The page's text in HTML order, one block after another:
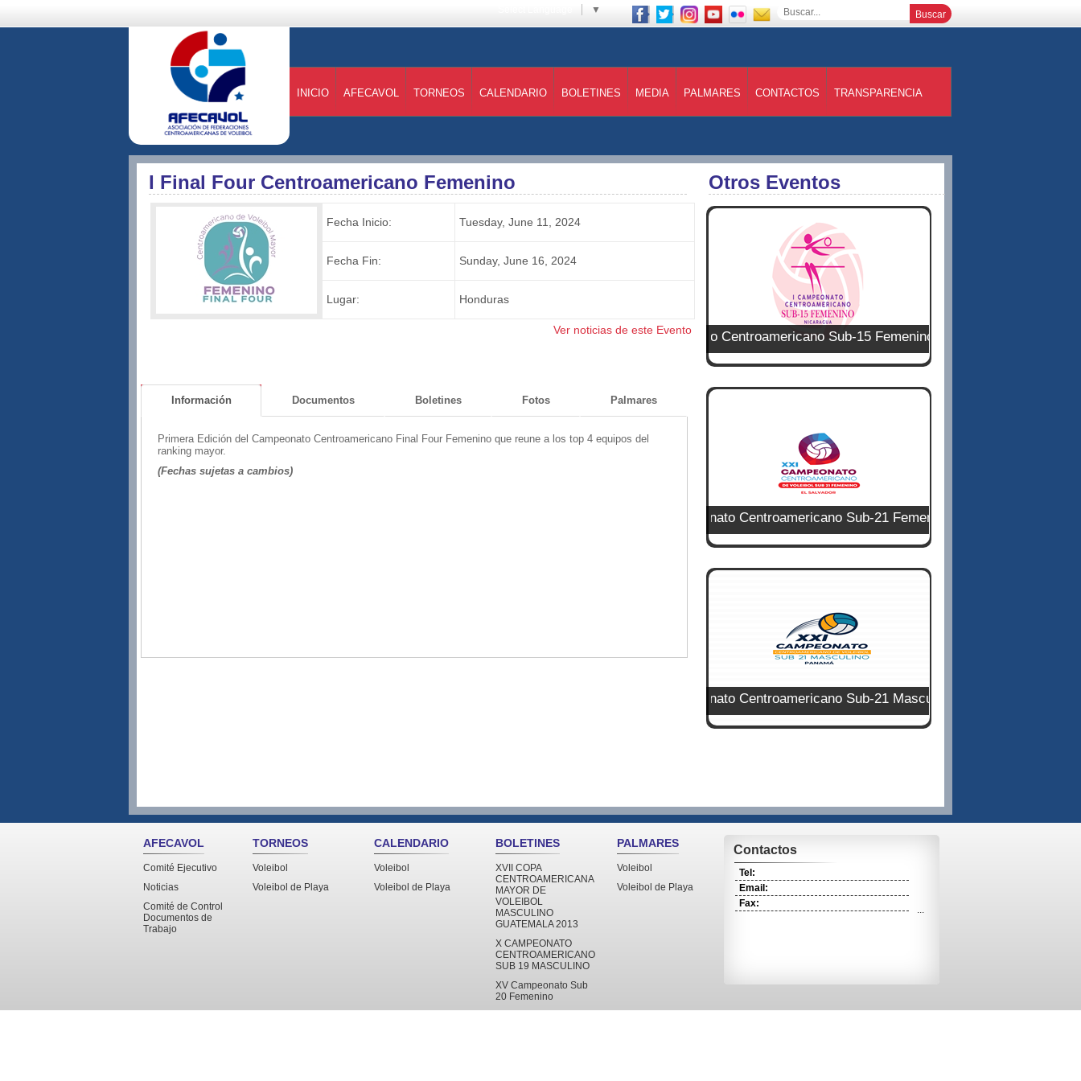
▼
INICIO AFECAVOL TORNEOS CALENDARIO BOLETINES MEDIA PALMARES CONTACTOS TRANSPARENCIA
I Final Four Centroamericano Femenino
Fecha Inicio: Tuesday, June 11, 2024
Fecha Fin: Sunday, June 16, 2024
Lugar: Honduras
Ver noticias de este Evento
Información Documentos Boletines Fotos Palmares
Primera Edición del Campeonato Centroamericano Final Four Femenino que reune a los top 4 equipos del
ranking mayor.
(Fechas sujetas a cambios)
Otros Eventos
I Campeonato Centroamericano Sub-15 Femenino
XXI Campeonato Centroamericano Sub-21 Femenino
XXI Campeonato Centroamericano Sub-21 Masculino
AFECAVOL
Comité Ejecutivo
Noticias
Comité de Control
Documentos de
Trabajo
TORNEOS
Voleibol
Voleibol de Playa
CALENDARIO
Voleibol
Voleibol de Playa
BOLETINES
XVII COPA
CENTROAMERICANA
MAYOR DE
VOLEIBOL
MASCULINO
GUATEMALA 2013
X CAMPEONATO
CENTROAMERICANO
SUB 19 MASCULINO
XV Campeonato Sub
20 Femenino
PALMARES
Voleibol
Voleibol de Playa
Contactos
Tel:
Email:
Fax:
...